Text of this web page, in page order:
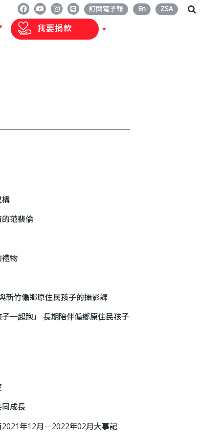
訂閱電子報 En ZSA
我要捐款
構
范裴倫
禮物
新竹偏鄉原住民孩子的攝影課
一起跑」 長期陪伴偏鄉原住民孩子
同成長
年12月－2022年02月大事記